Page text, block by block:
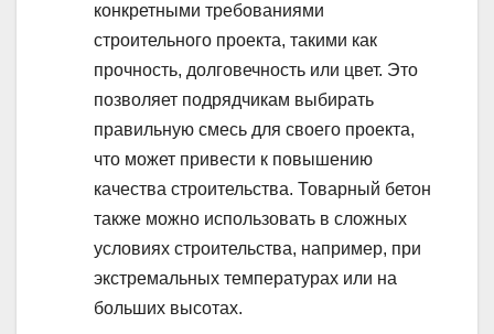
конкретными требованиями
строительного проекта, такими как
прочность, долговечность или цвет. Это
позволяет подрядчикам выбирать
правильную смесь для своего проекта,
что может привести к повышению
качества строительства. Товарный бетон
также можно использовать в сложных
условиях строительства, например, при
экстремальных температурах или на
больших высотах.